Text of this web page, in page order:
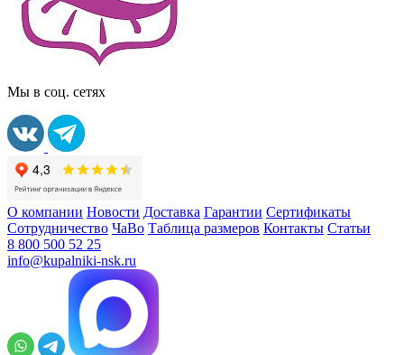
Мы в соц. сетях
О компании Новости Доставка Гарантии Сертификаты
Сотрудничество ЧаВо Таблица размеров Контакты Статьи
8 800 500 52 25
info@kupalniki-nsk.ru